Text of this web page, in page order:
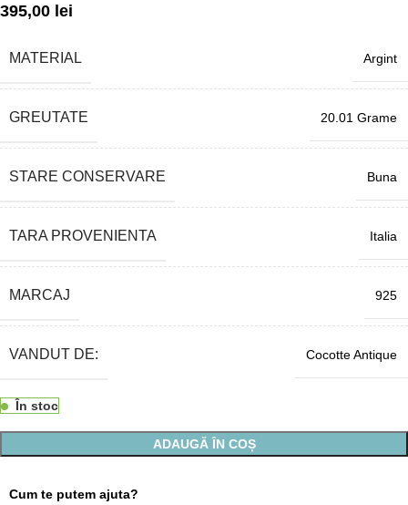
395,00 lei
MATERIAL Argint
GREUTATE 20.01 Grame
STARE CONSERVARE Buna
TARA PROVENIENTA Italia
MARCAJ 925
VANDUT DE: Cocotte Antique
În stoc
ADAUGĂ ÎN COȘ
Cum te putem ajuta?